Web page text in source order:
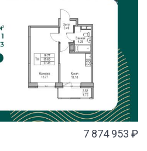
7 874 953 ₽